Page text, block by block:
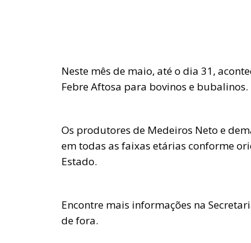
Neste mês de maio, até o dia 31,
Febre Aftosa para bovinos e bubalinos.
Os produtores de Medeiros Neto e
em todas as faixas etárias conforme
Estado.
Encontre mais informações na
de fora.